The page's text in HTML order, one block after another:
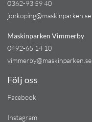
0362-93 59 40
jonkoping@maskinparken.se
Maskinparken Vimmerby
0492-65 14 10
vimmerby@maskinparken.se
Följ oss
Facebook
Instagram